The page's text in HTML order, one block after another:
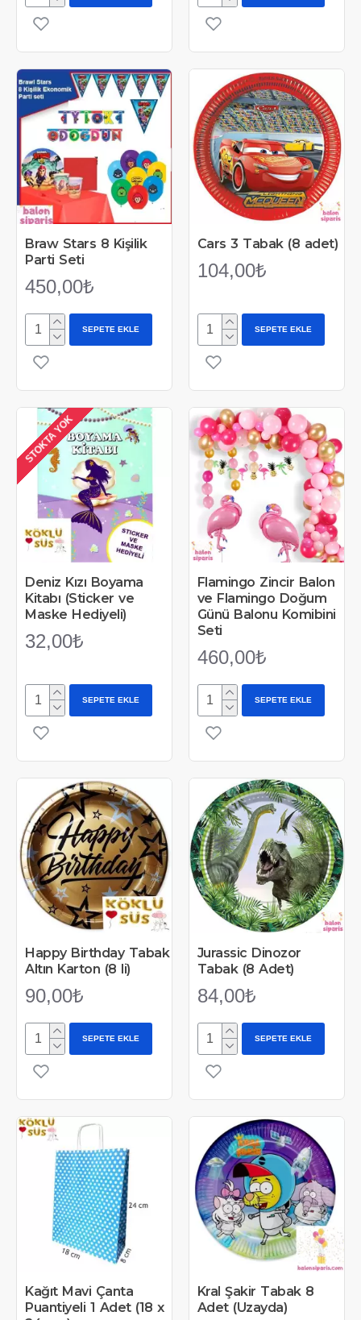
Braw Stars 8 Kişilik
Parti Seti
450,00₺
SEPETE EKLE
Cars 3 Tabak (8 adet)
104,00₺
SEPETE EKLE
STOKTA YOK
Deniz Kızı Boyama
Kitabı (Sticker ve
Maske Hediyeli)
32,00₺
SEPETE EKLE
Flamingo Zincir Balon
ve Flamingo Doğum
Günü Balonu Komibini
Seti
460,00₺
SEPETE EKLE
Happy Birthday Tabak
Altın Karton (8 li)
90,00₺
SEPETE EKLE
Jurassic Dinozor
Tabak (8 Adet)
84,00₺
SEPETE EKLE
Kağıt Mavi Çanta
Puantiyeli 1 Adet (18 x
Kral Şakir Tabak 8
Adet (Uzayda)